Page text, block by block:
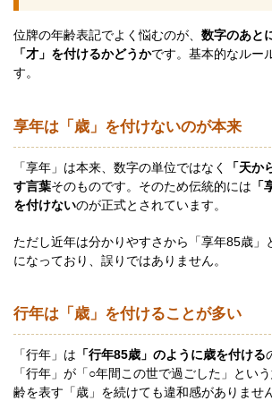
位牌の年齢表記でよく悩むのが、 数字のあと
「才」を付けるかどうかです。基本的なルー
す。
享年は「歳」を付けないのが本来
「享年」は本来、数字の単位ではなく
「天
す言葉そのものです。そのため伝統的には
を付けないのが正式とされています。
ただし近年は分かりやすさから「享年85歳」
になっており、誤りではありません。
行年は「歳」を付けることが多い
「行年」は 「行年85歳」のように歳を付ける
「行年」が「○年間この世で過ごした」とい
齢を表す「歳」を続けても違和感がありません